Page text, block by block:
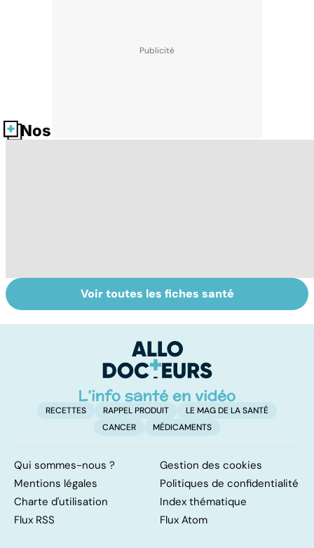
Nos fiches santé
HPV : tout savoir
sur les
Tout savoir sur le
cancer de la
Voir toutes les fiches santé
RECETTES RAPPEL PRODUIT
LE MAG DE LA SANTÉ
CANCER
MÉDICAMENTS
Qui sommes-nous ?
Gestion des cookies
Mentions légales
Politiques de confidentialité
Charte d'utilisation
Index thématique
Flux RSS
Flux Atom